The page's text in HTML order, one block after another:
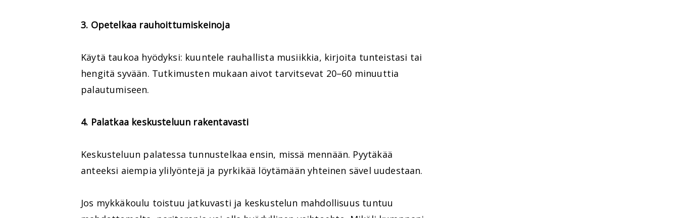
3. Opetelkaa rauhoittumiskeinoja
Käytä taukoa hyödyksi: kuuntele rauhallista musiikkia, kirjoita tunteistasi tai
hengitä syvään. Tutkimusten mukaan aivot tarvitsevat 20–60 minuuttia
palautumiseen.
4. Palatkaa keskusteluun rakentavasti
Keskusteluun palatessa tunnustelkaa ensin, missä mennään. Pyytäkää
anteeksi aiempia ylilyöntejä ja pyrkikää löytämään yhteinen sävel uudestaan.
Jos mykkäkoulu toistuu jatkuvasti ja keskustelun mahdollisuus tuntuu